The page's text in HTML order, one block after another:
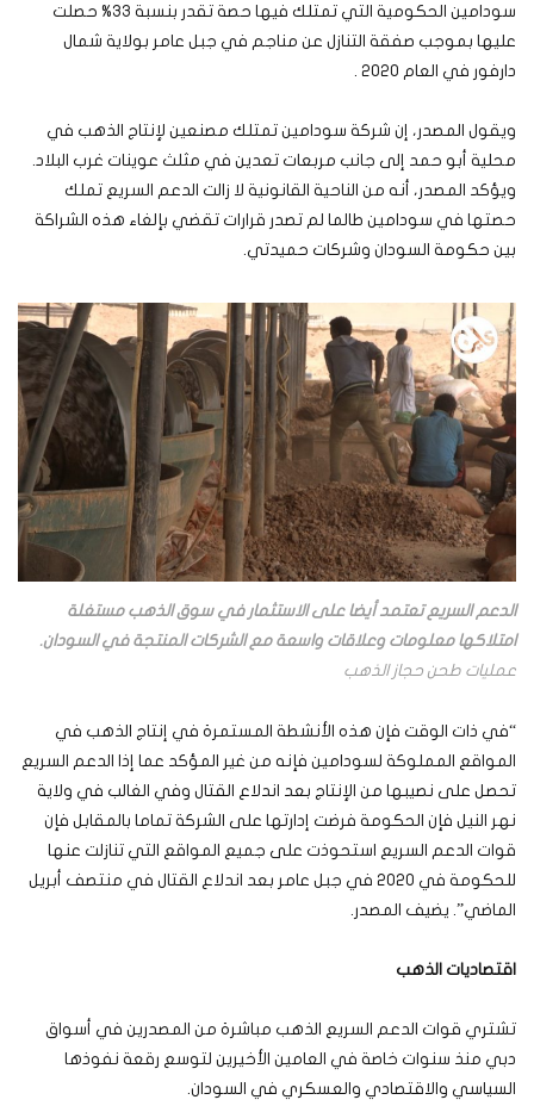
سودامين الحكومية التي تمتلك فيها حصة تقدر بنسبة 33% حصلت
عليها بموجب صفقة التنازل عن مناجم في جبل عامر بولاية شمال
دارفور في العام 2020 .
ويقول المصدر، إن شركة سودامين تمتلك مصنعين لإنتاج الذهب في
محلية أبو حمد إلى جانب مربعات تعدين في مثلث عوينات غرب البلاد.
ويؤكد المصدر، أنه من الناحية القانونية لا زالت الدعم السريع تملك
حصتها في سودامين طالما لم تصدر قرارات تقضي بإلغاء هذه الشراكة
بين حكومة السودان وشركات حميدتي.
الدعم السريع تعتمد أيضا على الاستثمار في سوق الذهب مستغلة
امتلاكها معلومات وعلاقات واسعة مع الشركات المنتجة في السودان.
عمليات طحن حجاز الذهب
“في ذات الوقت فإن هذه الأنشطة المستمرة في إنتاج الذهب في
المواقع المملوكة لسودامين فإنه من غير المؤكد عما إذا الدعم السريع
تحصل على نصيبها من الإنتاج بعد اندلاع القتال وفي الغالب في ولاية
نهر النيل فإن الحكومة فرضت إدارتها على الشركة تماما بالمقابل فإن
قوات الدعم السريع استحوذت على جميع المواقع التي تنازلت عنها
للحكومة في 2020 في جبل عامر بعد اندلاع القتال في منتصف أبريل
الماضي”. يضيف المصدر.
اقتصاديات الذهب
تشتري قوات الدعم السريع الذهب مباشرة من المصدرين في أسواق
دبي منذ سنوات خاصة في العامين الأخيرين لتوسع رقعة نفوذها
السياسي والاقتصادي والعسكري في السودان.